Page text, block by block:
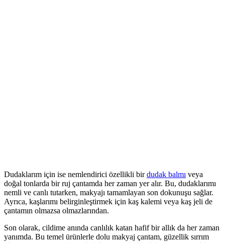
Dudaklarım için ise nemlendirici özellikli birdudak balmı veya
doğal tonlarda bir ruj çantamda her zaman yer alır. Bu, dudaklarımı
nemli ve canlı tutarken, makyajı tamamlayan son dokunuşu sağlar.
Ayrıca, kaşlarımı belirginleştirmek için kaş kalemi veya kaş jeli de
çantamın olmazsa olmazlarından.
Son olarak, cildime anında canlılık katan hafif bir allık da her zaman
yanımda. Bu temel ürünlerle dolu makyaj çantam, güzellik sırrım